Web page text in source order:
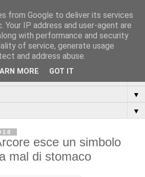
▼
▼
esce un simbolo
mal di stomaco
from Google to deliver its services
Your IP address and user-agent are
with performance and security
of service, generate usage
and address abuse.
MORE GOT IT